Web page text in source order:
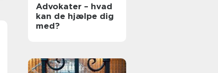
Advokater – hvad
kan de hjælpe dig
med?